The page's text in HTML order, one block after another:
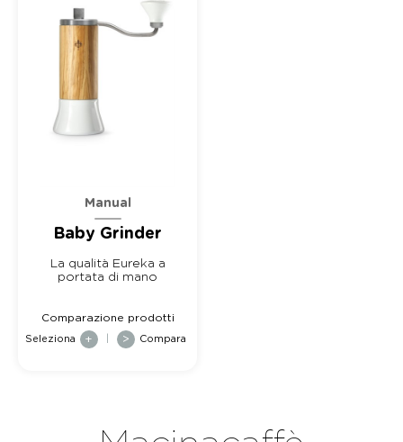
Manual
Baby Grinder
La qualità Eureka a
portata di mano
Comparazione prodotti
Seleziona + > Compara